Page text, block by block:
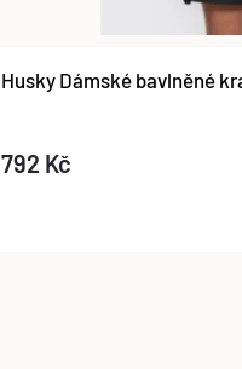
Husky Dámské bavlněné
792 Kč